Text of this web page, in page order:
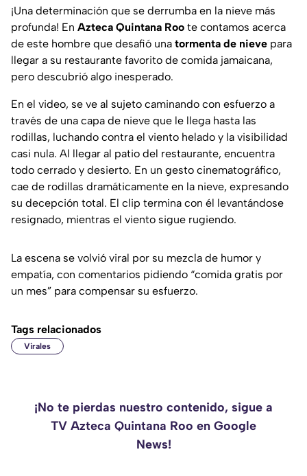
¡Una determinación que se derrumba en la nieve más
profunda! En Azteca Quintana Roo te contamos acerca
de este hombre que desafió una tormenta de nieve para
llegar a su restaurante favorito de comida jamaicana,
pero descubrió algo inesperado.
En el video, se ve al sujeto caminando con esfuerzo a
través de una capa de nieve que le llega hasta las
rodillas, luchando contra el viento helado y la visibilidad
casi nula. Al llegar al patio del restaurante, encuentra
todo cerrado y desierto. En un gesto cinematográfico,
cae de rodillas dramáticamente en la nieve, expresando
su decepción total. El clip termina con él levantándose
resignado, mientras el viento sigue rugiendo.
La escena se volvió viral por su mezcla de humor y
empatía, con comentarios pidiendo “comida gratis por
un mes” para compensar su esfuerzo.
Tags relacionados
Virales
¡No te pierdas nuestro contenido, sigue a
TV Azteca Quintana Roo en Google
News!